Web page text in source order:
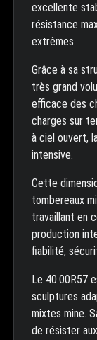
excellente
résistance
extrêmes.
Grâce à sa
très grand
efficace des
charges sur
à ciel ouvert,
intensive.
Cette
tombereaux
travaillant en
production
fiabilité,
Le 40.00R57
sculptures
mixtes mine.
de résister